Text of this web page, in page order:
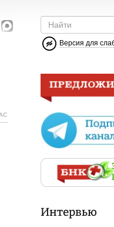
Версия для
Интервью